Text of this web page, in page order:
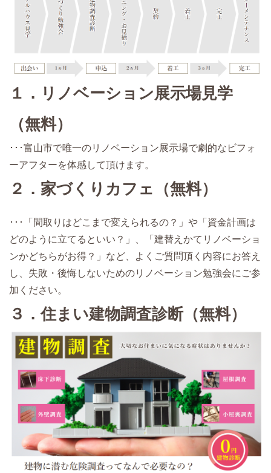
１．リノベーション展示場見学
（無料）
･･･富山市で唯一のリノベーション展示場で劇的なビフォ
ーアフターを体感して頂けます。
２．家づくりカフェ（無料）
･･･「間取りはどこまで変えられるの？」や「資金計画は
どのように立てるといい？」、「建替えかてリノベーショ
ンかどちらがお得？」など、よくご質問頂く内容にお答え
し、失敗・後悔しないためのリノベーション勉強会にご参
加ください。
３．住まい建物調査診断（無料）